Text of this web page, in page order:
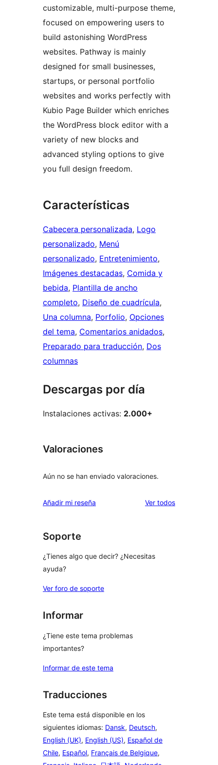
customizable, multi-purpose theme,
focused on empowering users to
build astonishing WordPress
websites. Pathway is mainly
designed for small businesses,
startups, or personal portfolio
websites and works perfectly with
Kubio Page Builder which enriches
the WordPress block editor with a
variety of new blocks and
advanced styling options to give
you full design freedom.
Características
Cabecera personalizada, Logo
personalizado, Menú
personalizado, Entretenimiento
Imágenes destacadas, Comida y
bebida, Plantilla de ancho
completo, Diseño de cuadrícula
Una columna, Porfolio, Opciones
del tema, Comentarios anidados
Preparado para traducción, Dos
columnas
Descargas por día
Instalaciones activas: 2.000+
Valoraciones
Aún no se han enviado valoraciones.
Añadir mi reseña Ver todoslos
Soporte
¿Tienes algo que decir? ¿Necesitas
ayuda?
Ver foro de soporte
Informar
¿Tiene este tema problemas
importantes?
Informar de este tema
Traducciones
Este tema está disponible en los
siguientes idiomas: Dansk, Deutsch,
English (UK), English (US), Español de
Chile, Español, Français de Belgique,